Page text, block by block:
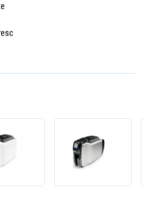
Imprimantă
ZC100
ZC300